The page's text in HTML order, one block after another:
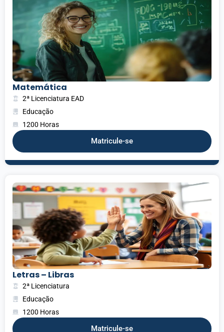
Matemática
2ª Licenciatura EAD
Educação
1200 Horas
Matricule-se
Letras – Libras
2ª Licenciatura
Educação
1200 Horas
Matricule-se